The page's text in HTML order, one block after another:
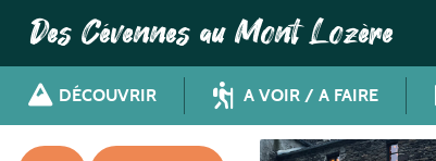
Des Cévennes au Mont Lozère
DÉCOUVRIR A VOIR / A FAIRE